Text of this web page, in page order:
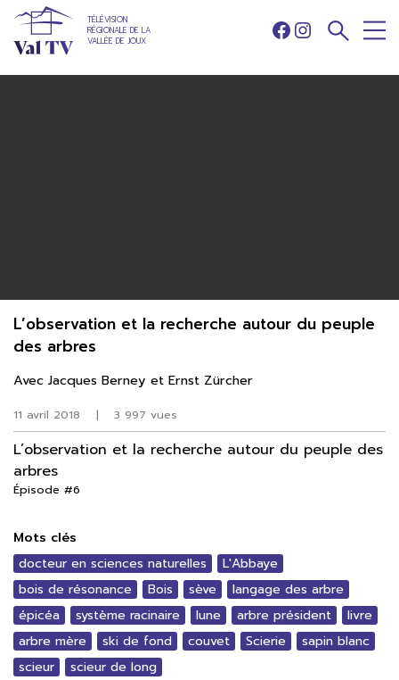
TÉLÉVISION
RÉGIONALE DE LA
VALLÉE DE JOUX
Facebook
Instagram
11 avril 2018 | 3 997 vues
L’observation et la recherche autour du peuple des
arbres
Épisode #6
Mots clés
docteur en sciences naturelles
L'Abbaye
bois de résonance
Bois sève
langage des arbre
épicéa
système racinaire lune arbre président
livre
arbre mère
ski de fond couvet Scierie
sapin blanc
scieur
scieur de long
L’observation et la recherche autour du peuple
des arbres
Avec Jacques Berney et Ernst Zürcher